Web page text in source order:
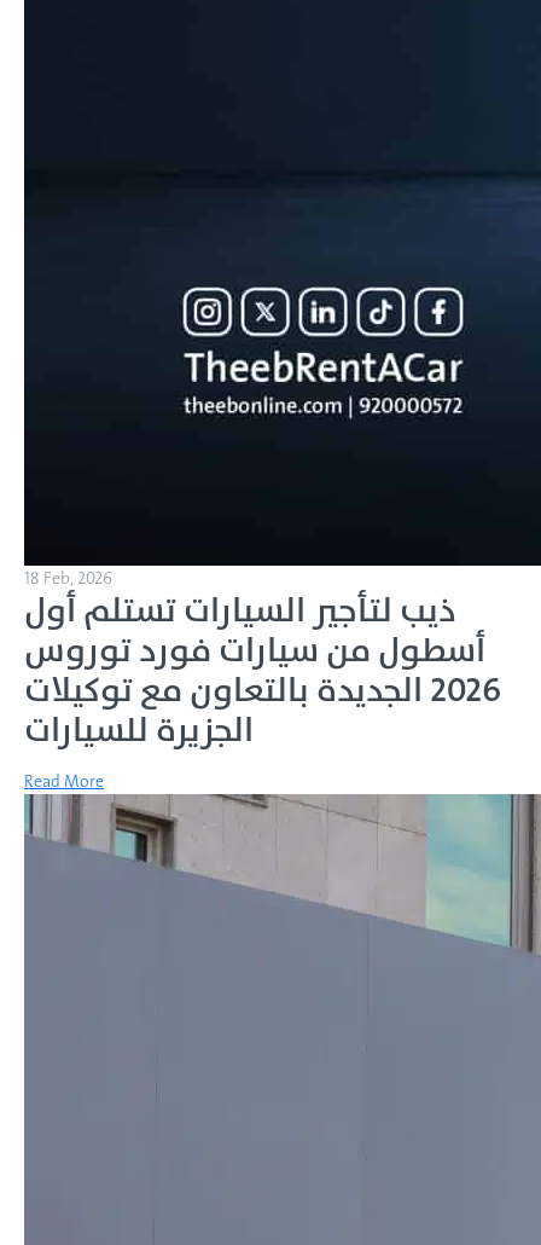
18 Feb, 2026
ذيب لتأجير السيارات تستلم أول
أسطول من سيارات فورد توروس
2026 الجديدة بالتعاون مع توكيلات
الجزيرة للسيارات
Read More